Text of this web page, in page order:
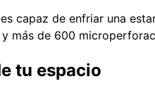
capaz de enfriar una
más de 600
tu espacio